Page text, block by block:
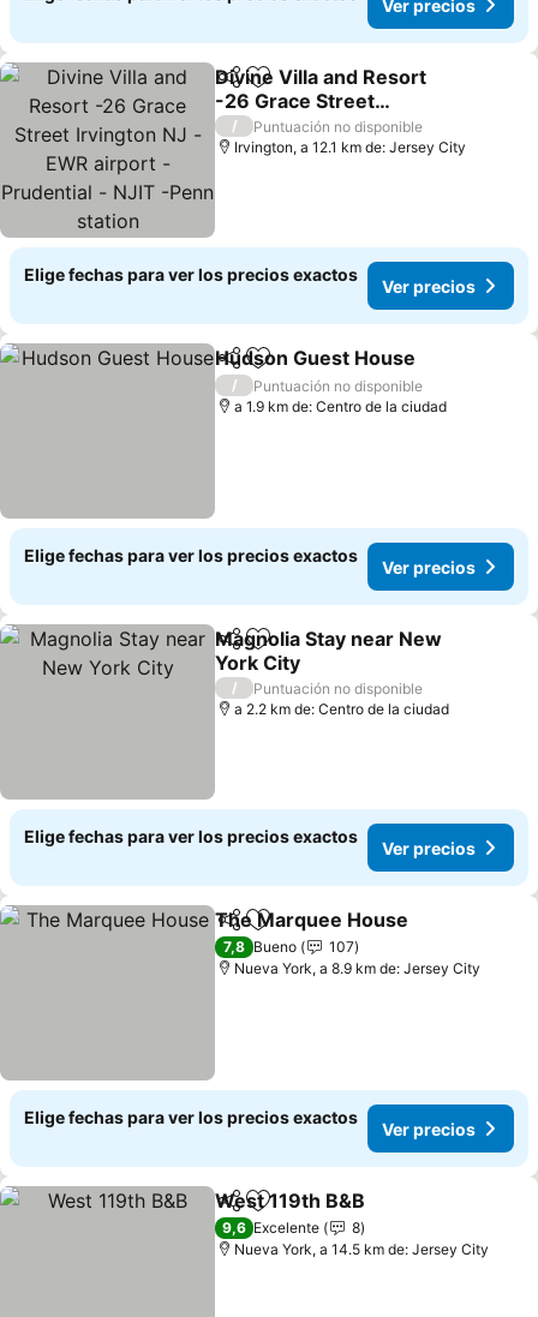
Ver precios
CompartirAgregar a favoritos
Divine Villa and Resort
-26 Grace Street
Irvington NJ -EWR airport
-Prudential - NJIT -Penn
/
Puntuación no disponible
Irvington, a 12.1 km de: Jersey City
Elige fechas para ver los precios exactos
Ver precios
CompartirAgregar a favoritos
Hudson Guest House
/
Puntuación no disponible
a 1.9 km de: Centro de la ciudad
Elige fechas para ver los precios exactos
Ver precios
CompartirAgregar a favoritos
Magnolia Stay near New
York City
/
Puntuación no disponible
a 2.2 km de: Centro de la ciudad
Elige fechas para ver los precios exactos
Ver precios
Compartir
Agregar a favoritos
The Marquee House
7,8 Bueno
107
Nueva York, a 8.9 km de: Jersey City
Elige fechas para ver los precios exactos
Ver precios
CompartirAgregar a favoritos
West 119th B&B
9,6 Excelente
8
Nueva York, a 14.5 km de: Jersey City